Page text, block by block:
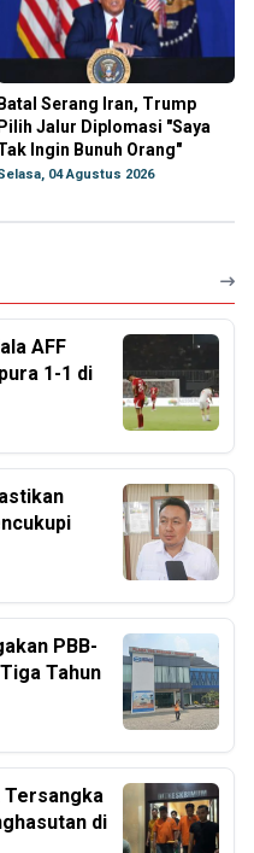
Batal Serang Iran, Trump
Pilih Jalur Diplomasi "Saya
Ingin Bunuh Orang"
04 Agustus 2026
AFF
1-1 di
PBB-
Tahun
Tersangka
di